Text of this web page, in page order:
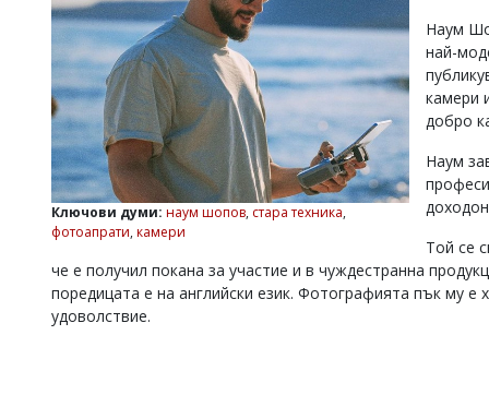
БИЗНЕС
Управители:
Веселин
Василев,
v.vasilev@flagman.bg
Касабова,
Главен
редактор:
Ключови думи: наум шопов, стара техника,
фотоапрати, камери
Наум
най-
камери
добро
Наум
Той се
че е получил покана за участие и в чуждестранна
поредицата е на английски език. Фотографията пък му е
удоволствие.